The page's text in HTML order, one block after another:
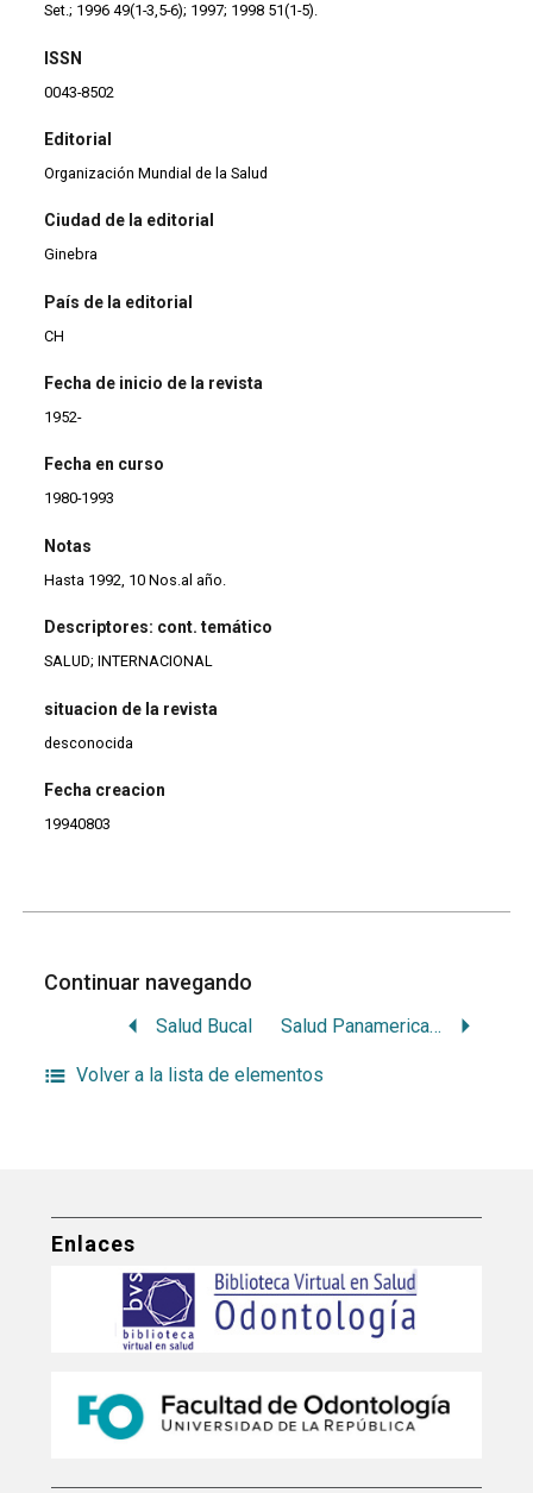
Set.; 1996 49(1-3,5-6); 1997; 1998 51(1-5).
ISSN
0043-8502
Editorial
Organización Mundial de la Salud
Ciudad de la editorial
Ginebra
País de la editorial
CH
Fecha de inicio de la revista
1952-
Fecha en curso
1980-1993
Notas
Hasta 1992, 10 Nos.al año.
Descriptores: cont. temático
SALUD; INTERNACIONAL
situacion de la revista
desconocida
Fecha creacion
19940803
Continuar navegando
Salud Bucal Salud Panamericana
Volver a la lista de elementos
Enlaces